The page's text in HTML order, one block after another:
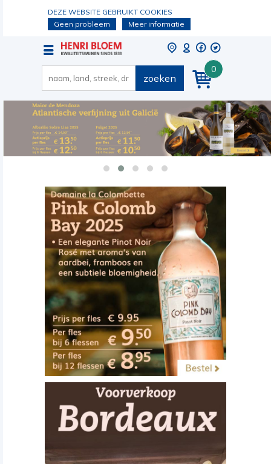
DEZE WEBSITE GEBRUIKT COOKIES
Geen probleem
Meer informatie
0
zoeken